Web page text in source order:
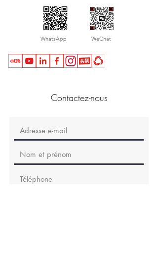
​WhatsApp WeChat
Contactez-nous